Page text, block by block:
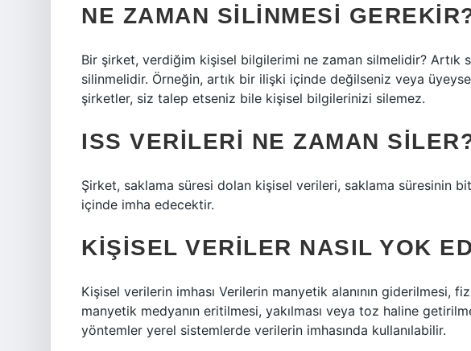
NE ZAMAN SILINMESI
Bir şirket, verdiğim kişisel bilgilerimi ne zaman silmelidir? Artık
silinmelidir. Örneğin, artık bir ilişki içinde değilseniz veya
şirketler, siz talep etseniz bile kişisel bilgilerinizi silemez.
ISS VERILERI NE ZAMAN
Şirket, saklama süresi dolan kişisel verileri, saklama süresinin
içinde imha edecektir.
KIŞISEL VERILER NASIL YOK
Kişisel verilerin imhası Verilerin manyetik alanının giderilmesi,
manyetik medyanın eritilmesi, yakılması veya toz haline
yöntemler yerel sistemlerde verilerin imhasında kullanılabilir.